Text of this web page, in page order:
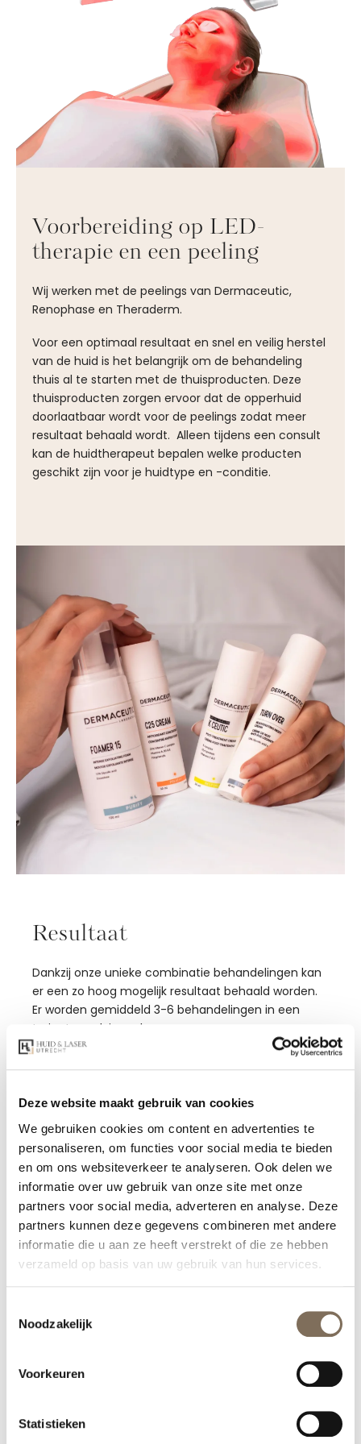
Deze website maakt gebruik van cookies
We gebruiken cookies om content en advertenties te
personaliseren, om functies voor social media te bieden
en om ons websiteverkeer te analyseren. Ook delen we
informatie over uw gebruik van onze site met onze
partners voor social media, adverteren en analyse. Deze
partners kunnen deze gegevens combineren met andere
informatie die u aan ze heeft verstrekt of die ze hebben
verzameld op basis van uw gebruik van hun services.
Noodzakelijk
Voorkeuren
Statistieken
Voorbereiding op LED-
therapie en een peeling
Wij werken met de peelings van Dermaceutic,
Renophase en Theraderm.
Voor een optimaal resultaat en snel en veilig herstel
van de huid is het belangrijk om de behandeling
thuis al te starten met de thuisproducten. Deze
thuisproducten zorgen ervoor dat de opperhuid
doorlaatbaar wordt voor de peelings zodat meer
resultaat behaald wordt. Alleen tijdens een consult
kan de huidtherapeut bepalen welke producten
geschikt zijn voor je huidtype en -conditie.
Resultaat
Dankzij onze unieke combinatie behandelingen kan
er een zo hoog mogelijk resultaat behaald worden.
Er worden gemiddeld 3-6 behandelingen in een
traject geadviseerd.
verbeterenen de huid zalbeter in conditie
resultaat zo lang mogelijk vasthouden.